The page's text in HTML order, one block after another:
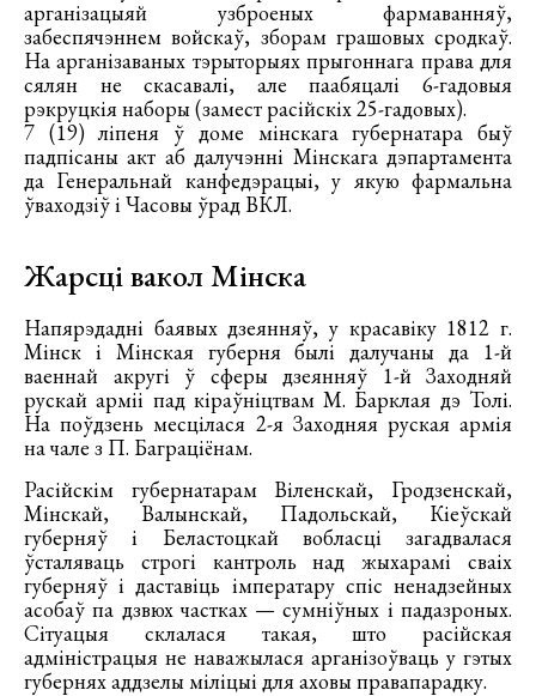
арганізацыяй узброеных фармаванняў,
забеспячэннем войскаў, зборам грашовых сродкаў.
На арганізаваных тэрыторыях прыгоннага права для
сялян не скасавалі, але паабяцалі 6-гадовыя
рэкруцкія наборы (замест расійскіх 25-гадовых).
7 (19) ліпеня ў доме мінскага губернатара быў
падпісаны акт аб далучэнні Мінскага дэпартамента
да Генеральнай канфедэрацыі, у якую фармальна
ўваходзіў і Часовы ўрад ВКЛ.
Жарсці вакол Мінска
Напярэдадні баявых дзеянняў, у красавіку 1812 г.
Мінск і Мінская губерня былі далучаны да 1-й
ваеннай акругі ў сферы дзеянняў 1-й Заходняй
рускай арміі пад кіраўніцтвам М. Барклая дэ Толі.
На поўдзень месцілася 2-я Заходняя руская армія
на чале з П. Баграціёнам.
Расійскім губернатарам Віленскай, Гродзенскай,
Мінскай, Валынскай, Падольскай, Кіеўскай
губерняў і Беластоцкай вобласці загадвалася
ўсталяваць строгі кантроль над жыхарамі сваіх
губерняў і даставіць імператару спіс ненадзейных
асобаў па дзвюх частках — сумніўных і падазроных.
Сітуацыя склалася такая, што расійская
адміністрацыя не наважылася арганізоўваць у гэтых
губернях аддзелы міліцыі для аховы правапарадку.